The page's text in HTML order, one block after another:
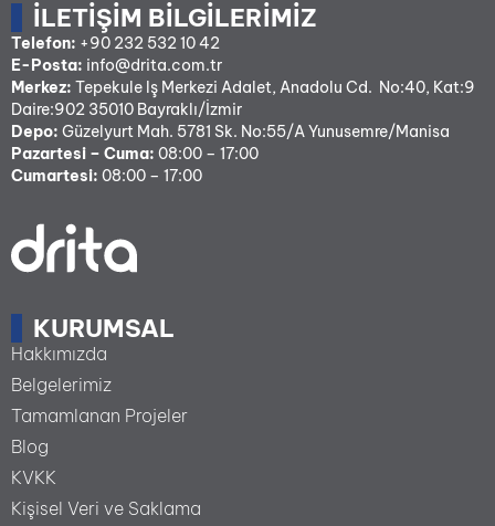
İLETIŞIM BILGILERIMIZ
Telefon: +90 232 532 10 42
E-Posta: info@drita.com.tr
Merkez: Tepekule Iş Merkezi Adalet, Anadolu Cd. No:40, Kat:9
Daire:902 35010 Bayraklı/İzmir
Depo: Güzelyurt Mah. 5781 Sk. No:55/A Yunusemre/Manisa
Pazartesi – Cuma: 08:00 – 17:00
Cumartesi: 08:00 – 17:00
KURUMSAL
Hakkımızda
Belgelerimiz
Tamamlanan Projeler
Blog
KVKK
Kişisel Veri ve Saklama